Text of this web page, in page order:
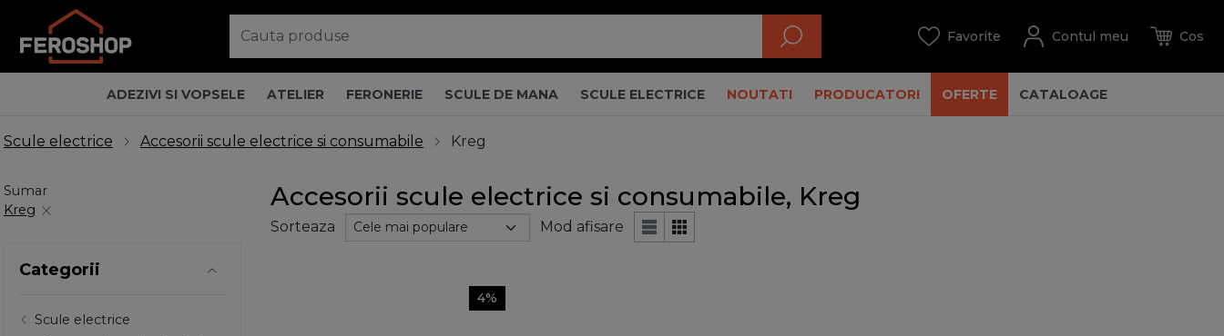
ADEZIVI SI VOPSELE ATELIER FERONERIE SCULE DE MANA SCULE ELECTRICE NOUTATI PRODUCATORI OFERTE CATALOAGE
Scule electrice Accesorii scule electrice si consumabile Kreg
Sumar
Kreg
Categorii
Scule electrice
Accesorii scule electrice si consumabile, Kreg
Sorteaza Mod afisare
4%